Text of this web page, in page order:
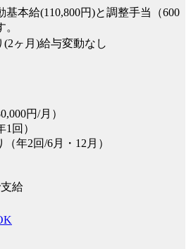
本給(110,800円)と調整手当（600
ヶ月)給与変動なし
円/月）
回）
年2回/6月・12月）
給